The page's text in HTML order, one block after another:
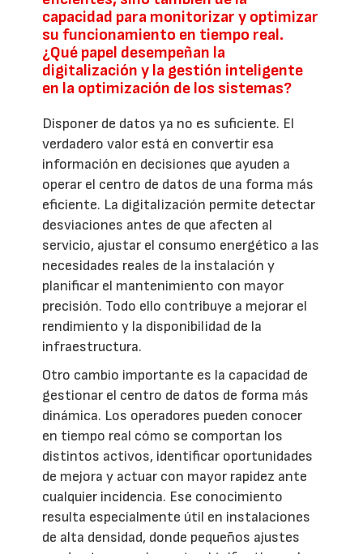
capacidad para monitorizar y optimizar
su funcionamiento en tiempo real.
¿Qué papel desempeñan la
digitalización y la gestión inteligente
en la optimización de los sistemas?
Disponer de datos ya no es suficiente. El
verdadero valor está en convertir esa
información en decisiones que ayuden a
operar el centro de datos de una forma más
eficiente. La digitalización permite detectar
desviaciones antes de que afecten al
servicio, ajustar el consumo energético a las
necesidades reales de la instalación y
planificar el mantenimiento con mayor
precisión. Todo ello contribuye a mejorar el
rendimiento y la disponibilidad de la
infraestructura.
Otro cambio importante es la capacidad de
gestionar el centro de datos de forma más
dinámica. Los operadores pueden conocer
en tiempo real cómo se comportan los
distintos activos, identificar oportunidades
de mejora y actuar con mayor rapidez ante
cualquier incidencia. Ese conocimiento
resulta especialmente útil en instalaciones
de alta densidad, donde pequeños ajustes